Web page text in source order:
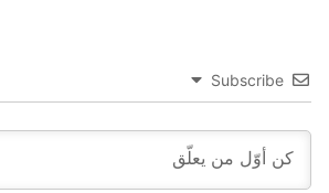
Subscribe